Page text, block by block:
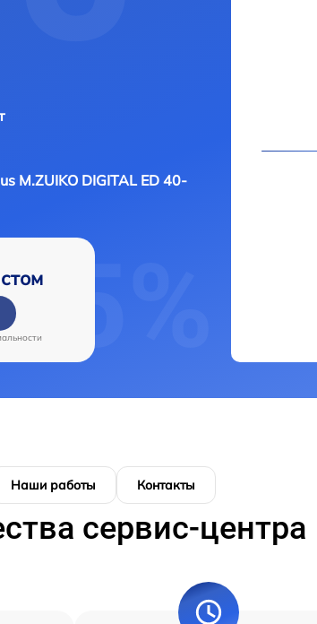
M.ZUIKO DIGITAL ED 40-
Наши работы Контакты
сервис-центра